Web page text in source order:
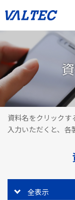
資料名をクリックす
入力いただくと、各
全表示